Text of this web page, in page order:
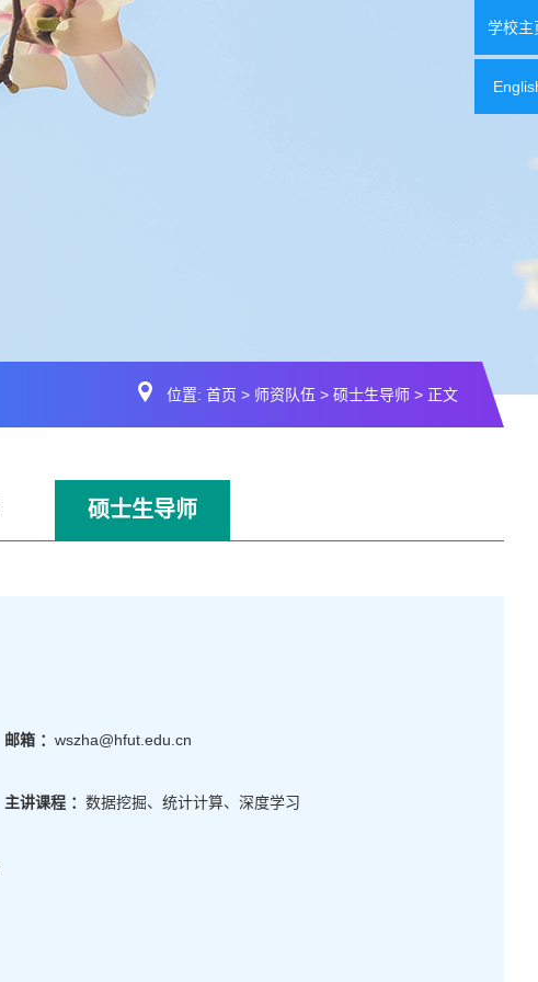
学校主
位置: 首页 > 师资队伍 > 硕士生导师 > 正文
硕士生导师
邮箱 ： wszha@hfut.edu.cn
主讲课程 ： 数据挖掘、统计计算、深度学习